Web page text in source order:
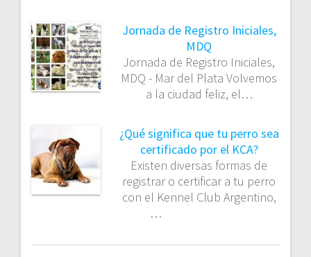
Jornada de Registro Iniciales,
MDQ
Jornada de Registro Iniciales,
MDQ - Mar del Plata Volvemos
a la ciudad feliz, el…
¿Qué significa que tu perro sea
certificado por el KCA?
Existen diversas formas de
registrar o certificar a tu perro
con el Kennel Club Argentino,
…